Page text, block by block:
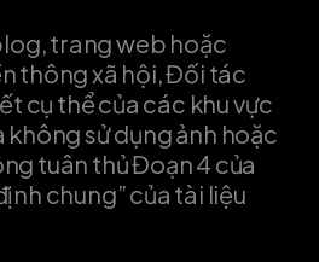
trang web hoặc
thông xã hội, Đối tác
cụ thể của các khu vực
không sử dụng ảnh hoặc
tuân thủ Đoạn 4 của
chung” của tài liệu